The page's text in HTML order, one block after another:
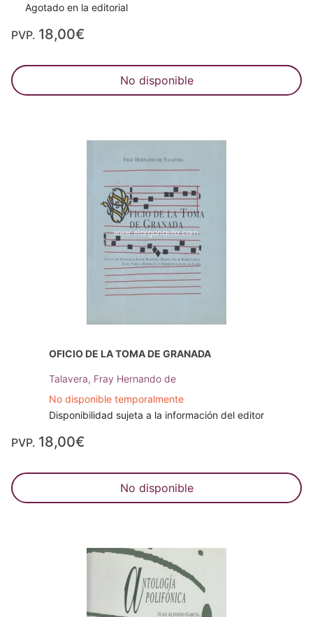
Agotado en la editorial
PVP. 18,00€
No disponible
OFICIO DE LA TOMA DE GRANADA
Talavera, Fray Hernando de
No disponible temporalmente
Disponibilidad sujeta a la información del editor
PVP. 18,00€
No disponible